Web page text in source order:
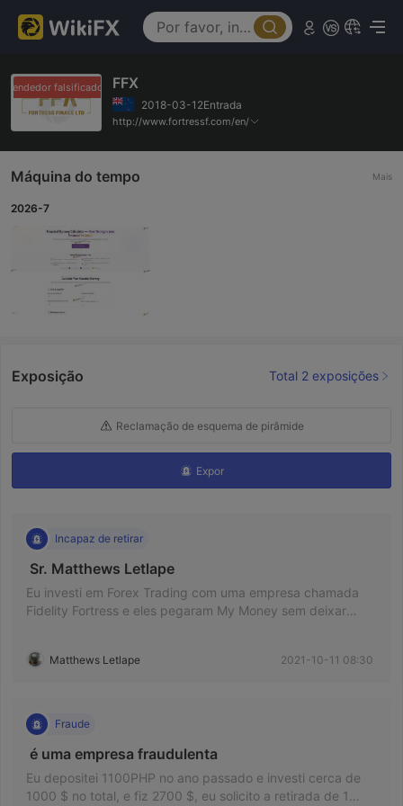
falsificado Revendedor falsificado
FFX
2018-03-12Entrada
http://www.fortressf.com/en/
Máquina do tempo Mais
2026-7
Exposição Total 2 exposições
Reclamação de esquema de pirâmide
Expor
Incapaz de retirar
Eu investi em Forex Trading com uma empresa chamada
Fidelity Fortress e eles pegaram My Money sem deixar
Matthews Letlape 2021-10-11 08:30
Fraude
Eu depositei 1100PHP no ano passado e investi cerca de
1000 $ no total, e fiz 2700 $, eu solicito a retirada de 1